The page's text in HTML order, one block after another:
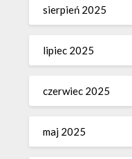
sierpień 2025
lipiec 2025
czerwiec 2025
maj 2025